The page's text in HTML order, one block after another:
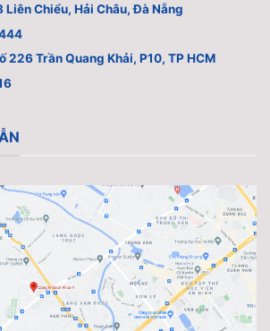
Chiểu, Hải Châu, Đà Nẵng
226 Trần Quang Khải, P10, TP HCM